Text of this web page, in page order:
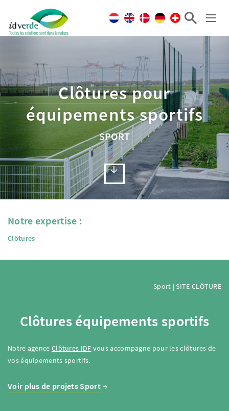
Clôtures pour
équipements sportifs
SPORT
Notre expertise :
Clôtures
Sport | SITE CLÔTURE
Clôtures équipements sportifs
Notre agence Clôtures IDF vous accompagne pour les clôtures de
vos équipements sportifs.
Voir plus de projets Sport